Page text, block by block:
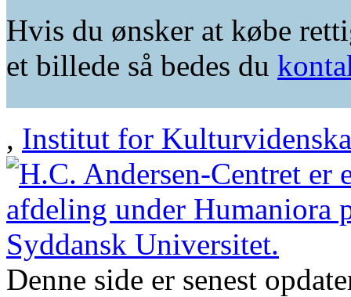
Hvis du ønsker at købe
et billede så bedes du
, Institut for
Denne side er senest